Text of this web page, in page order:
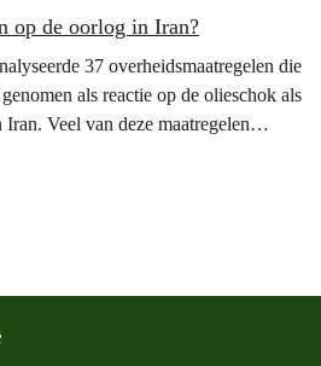
op de oorlog in Iran?
37 overheidsmaatregelen die
als reactie op de olieschok als
Veel van deze maatregelen
fossiele brandstoffen, die aan de
te vergroten.